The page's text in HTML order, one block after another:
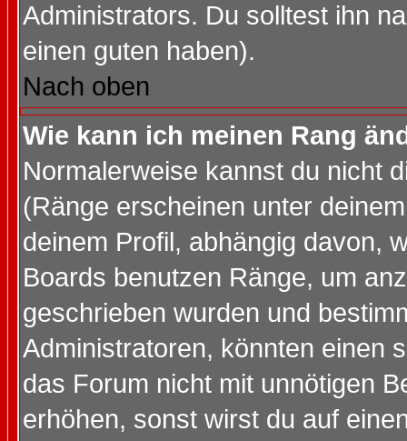
Administrators. Du solltest ihn
einen guten haben).
Nach oben
Wie kann ich meinen Rang
Normalerweise kannst du nicht
(Ränge erscheinen unter
deinem Profil, abhängig davon,
Boards benutzen Ränge, um
geschrieben wurden und
Administratoren, könnten einen
das Forum nicht mit unnötigen
erhöhen, sonst wirst du auf